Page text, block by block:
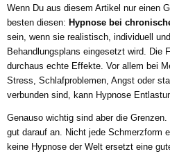
Wenn Du aus diesem Artikel nur einen
besten diesen: Hypnose bei
sein, wenn sie realistisch, individuell
Behandlungsplans eingesetzt wird. Die
durchaus echte Effekte. Vor allem bei
Stress, Schlafproblemen, Angst oder
verbunden sind, kann Hypnose
Genauso wichtig sind aber die
gut darauf an. Nicht jede Schmerzform
keine Hypnose der Welt ersetzt eine